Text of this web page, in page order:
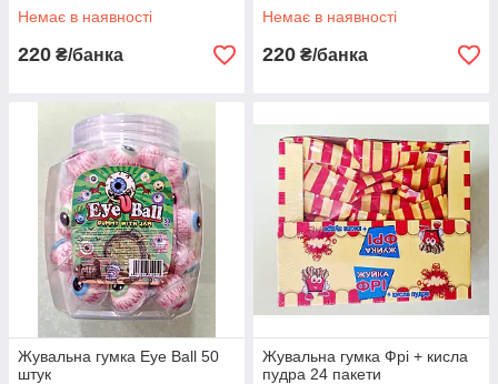
Немає в наявності
220 ₴/банка
Немає в наявності
220 ₴/банка
Жувальна гумка Eye Ball 50
штук
Жувальна гумка Фрі + кисла
пудра 24 пакети